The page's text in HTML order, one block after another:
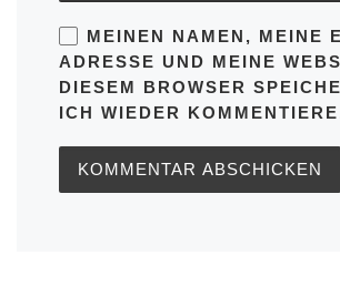
MEINEN NAMEN, MEINE
ADRESSE UND MEINE
DIESEM BROWSER
ICH WIEDER